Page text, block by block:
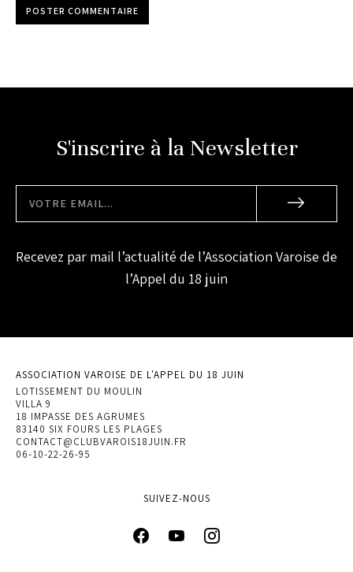
POSTER COMMENTAIRE
S'inscrire à la Newsletter
Recevez par mail l’actualité de l’Association Varoise de
l’Appel du 18 juin
ASSOCIATION VAROISE DE L'APPEL DU 18 JUIN
LOTISSEMENT DU MOULIN
VILLA 9
18 IMPASSE DES AGRUMES
83140 SIX FOURS LES PLAGES
CONTACT@CLUBVAROIS18JUIN.FR
06-10-22-26-95
SUIVEZ-NOUS